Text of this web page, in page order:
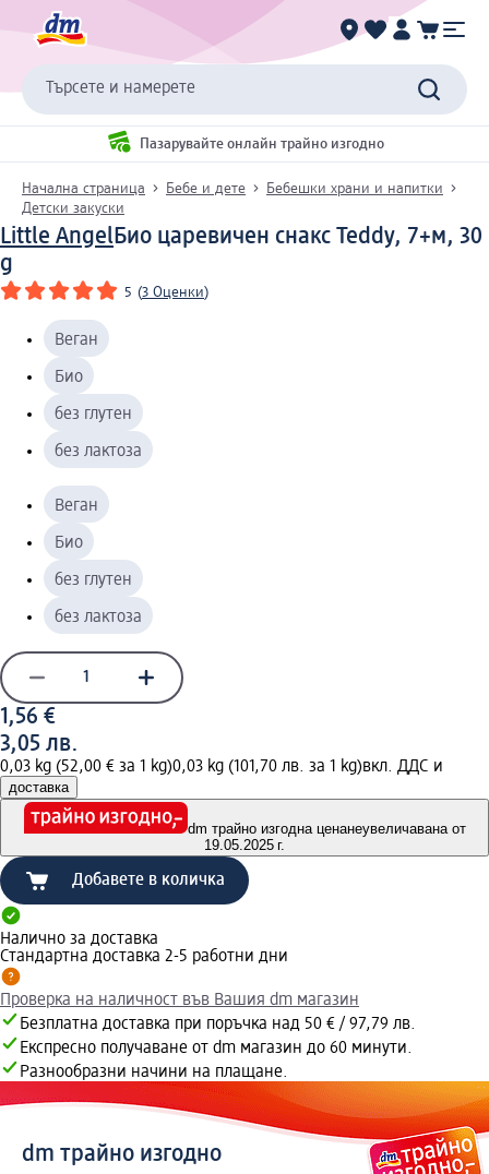
Търсете и намерете
Пазарувайте онлайн трайно изгодно
Начална страница Бебе и дете
Бебешки храни и напитки
Детски закуски
Little AngelБио царевичен снакс Teddy, 7+м, 30
g
5 (3 Оценки)
Веган
Био
без глутен
без лактоза
Веган
Био
без глутен
без лактоза
1,56 €
3,05 лв.
0,03 kg (52,00 € за 1 kg)0,03 kg (101,70 лв. за 1 kg)вкл. ДДС и
доставка
dm трайно изгодна ценанеувеличавана от
19.05.2025 г.
Добавете в количка
Налично за доставка
Стандартна доставка 2-5 работни дни
Проверка на наличност във Вашия dm магазин
Безплатна доставка при поръчка над 50 € / 97,79 лв.
Експресно получаване от dm магазин до 60 минути.
Разнообразни начини на плащане.
dm трайно изгодно